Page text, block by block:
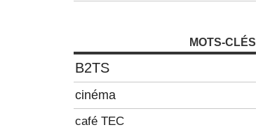
MOTS-CLÉS
B2TS
cinéma
café TEC